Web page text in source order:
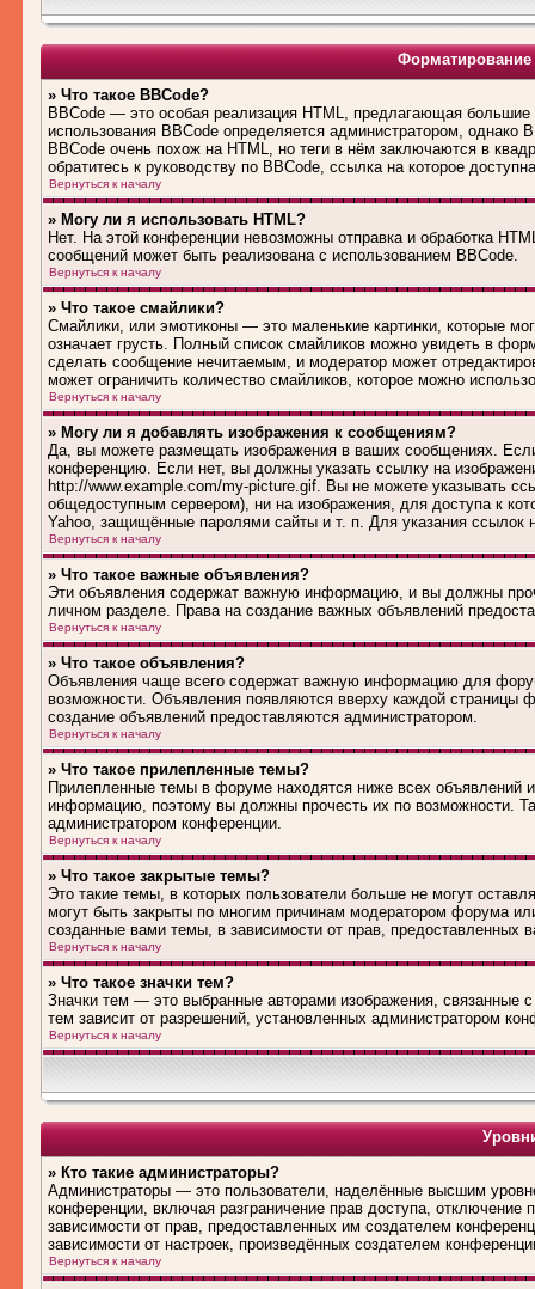
» Что такое BBCode?
BBCode — это особая реализация HTML, предлагающая
использования BBCode определяется администратором,
BBCode очень похож на HTML, но теги в нём заключаются в
обратитесь к руководству по BBCode, ссылка на которое
Вернуться к началу
» Могу ли я использовать HTML?
Нет. На этой конференции невозможны отправка и обработка
сообщений может быть реализована с использованием BBCode.
Вернуться к началу
» Что такое смайлики?
Смайлики, или эмотиконы — это маленькие картинки, которые
означает грусть. Полный список смайликов можно увидеть в
сделать сообщение нечитаемым, и модератор может
может ограничить количество смайликов, которое можно
Вернуться к началу
» Могу ли я добавлять изображения к сообщениям?
Да, вы можете размещать изображения в ваших сообщениях.
конференцию. Если нет, вы должны указать ссылку на
http://www.example.com/my-picture.gif. Вы не можете указывать
общедоступным сервером), ни на изображения, для доступа к
Yahoo, защищённые паролями сайты и т. п. Для указания ссылок
Вернуться к началу
» Что такое важные объявления?
Эти объявления содержат важную информацию, и вы должны
личном разделе. Права на создание важных объявлений
Вернуться к началу
» Что такое объявления?
Объявления чаще всего содержат важную информацию для
возможности. Объявления появляются вверху каждой
создание объявлений предоставляются администратором.
Вернуться к началу
» Что такое прилепленные темы?
Прилепленные темы в форуме находятся ниже всех объявлений
информацию, поэтому вы должны прочесть их по возможности.
администратором конференции.
Вернуться к началу
» Что такое закрытые темы?
Это такие темы, в которых пользователи больше не могут
могут быть закрыты по многим причинам модератором форума
созданные вами темы, в зависимости от прав, предоставленных
Вернуться к началу
» Что такое значки тем?
Значки тем — это выбранные авторами изображения, связанные
тем зависит от разрешений, установленных администратором
Вернуться к началу
» Кто такие администраторы?
Администраторы — это пользователи, наделённые высшим
конференции, включая разграничение прав доступа, отключение
зависимости от прав, предоставленных им создателем
зависимости от настроек, произведённых создателем
Вернуться к началу